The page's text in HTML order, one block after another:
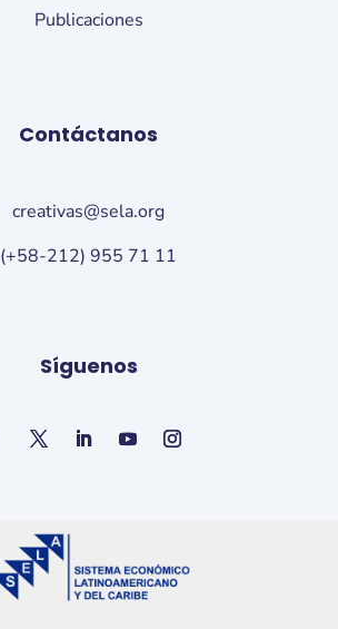
Publicaciones
Contáctanos
creativas@sela.org
(+58-212) 955 71 11
Síguenos